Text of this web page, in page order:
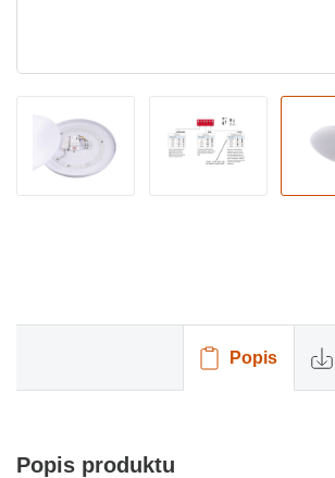
Popis
Popis produktu